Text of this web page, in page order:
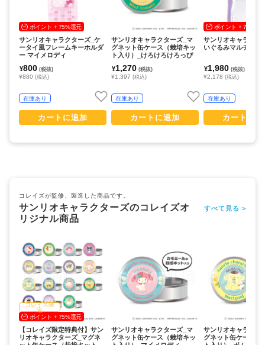
ポイント + 75%還元
サンリオキャラクターズ_ケ
ータイ風フレームキーホルダ
ー マイメロディ
¥800 (税抜)
¥880 (税込)
在庫あり
カートに追加
サンリオキャラクターズ_マ
グネット缶ケース（栽培キッ
ト入り）_けろけろけろっぴ
¥1,270 (税抜)
¥1,397 (税込)
在庫あり
カートに追加
ポイント + 75%還
サンリオキャラクタ
いぐるみマルチポー
¥1,980 (税抜)
¥2,178 (税込)
在庫あり
カートに
コレイズが監修、製造した商品です。
サンリオキャラクターズのコレイズオ
リジナル商品
すべて見る >
コレイズ限
定
ポイント + 75%還元
【コレイズ限定特典付】サン
リオキャラクターズ_マグネ
サンリオキャラクターズ_マ
グネット缶ケース（栽培キッ
サンリオキャラクタ
グネット缶ケース（